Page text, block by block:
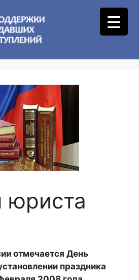
Menu
отмечается День
праздника